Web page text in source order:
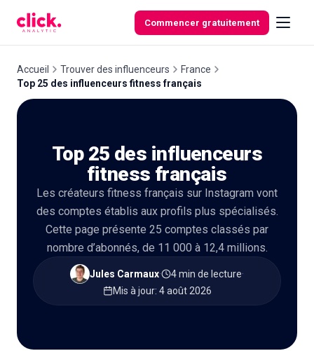
Commencer gratuitement
Outils
gratuits
Accueil Trouver des influenceurs
France
Top 25 des influenceurs fitness français
Top 25 des influenceurs
fitness français
Les créateurs fitness français sur Instagram vont
des comptes établis aux profils plus spécialisés.
Cette page présente 25 comptes classés par
nombre d’abonnés, de 11 000 à 12,4 millions.
Jules Carmaux· 4 min de lecture·
Mis à jour: 4 août 2026